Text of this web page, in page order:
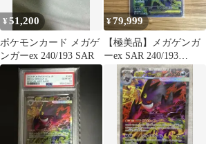
¥51,200
ポケモンカード メガゲ
ンガーex 240/193 SAR
¥79,999
【極美品】メガゲンガ
ーex SAR 240/193
MEGAドリームex